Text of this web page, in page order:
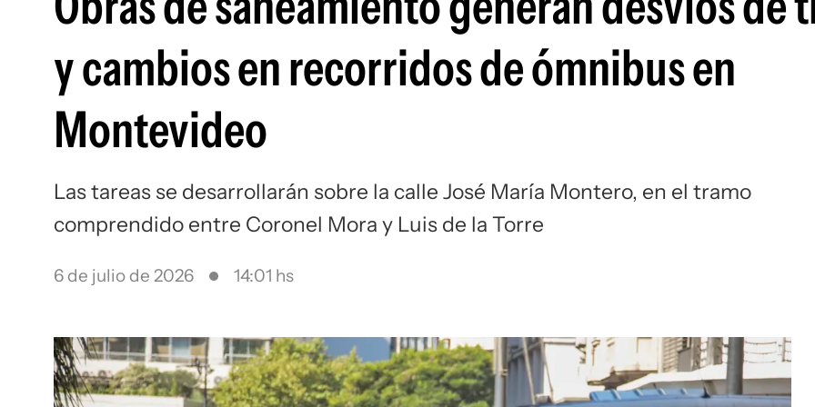
y cambios en recorridos de ómnibus en
Montevideo
Las tareas se desarrollarán sobre la calle José María Montero, en el tramo
comprendido entre Coronel Mora y Luis de la Torre
6 de julio de 2026 14:01 hs